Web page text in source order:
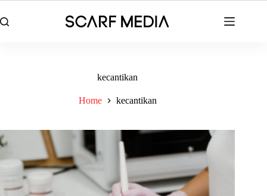
to
content
kecantikan
Home kecantikan